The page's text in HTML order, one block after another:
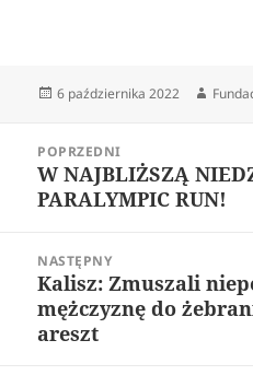
Data
6 października 2022 Autor
wpisuPOPRZEDNI
Poprzedni
wpis:
W NAJBLIŻSZĄ
PARALYMPIC RUN!
NASTĘPNY
Następny
wpis:
Kalisz: Zmuszali
mężczyznę do
areszt